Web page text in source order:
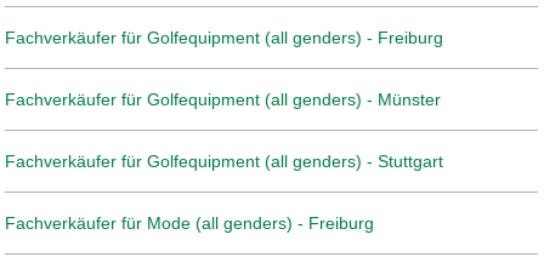
Fachverkäufer für Golfequipment (all genders) - Freiburg
Fachverkäufer für Golfequipment (all genders) - Münster
Fachverkäufer für Golfequipment (all genders) - Stuttgart
Fachverkäufer für Mode (all genders) - Freiburg